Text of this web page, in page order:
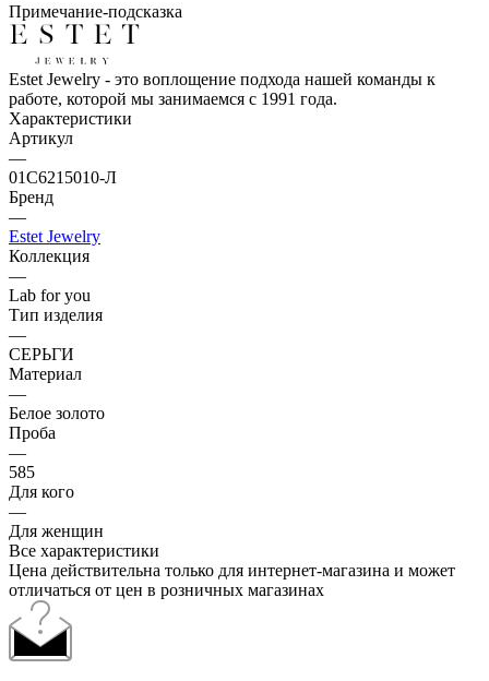
Примечание-подсказка
Estet Jewelry - это воплощение подхода нашей команды к
работе, которой мы занимаемся с 1991 года.
Характеристики
Артикул
—
01С6215010-Л
Бренд
—
Estet Jewelry
Коллекция
—
Lab for you
Тип изделия
—
СЕРЬГИ
Материал
—
Белое золото
Проба
—
585
Для кого
—
Для женщин
Все характеристики
Цена действительна только для интернет-магазина и может
отличаться от цен в розничных магазинах